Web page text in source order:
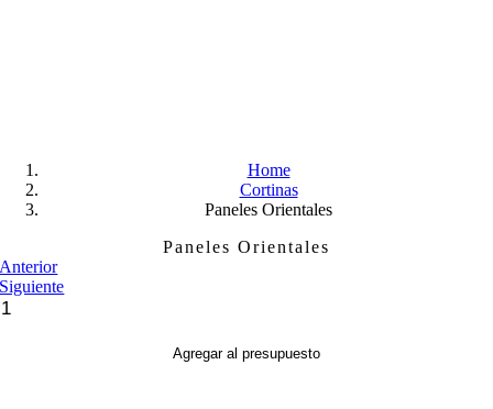
Home
Cortinas
Paneles Orientales
Paneles Orientales
Anterior
Siguiente
Agregar al presupuesto